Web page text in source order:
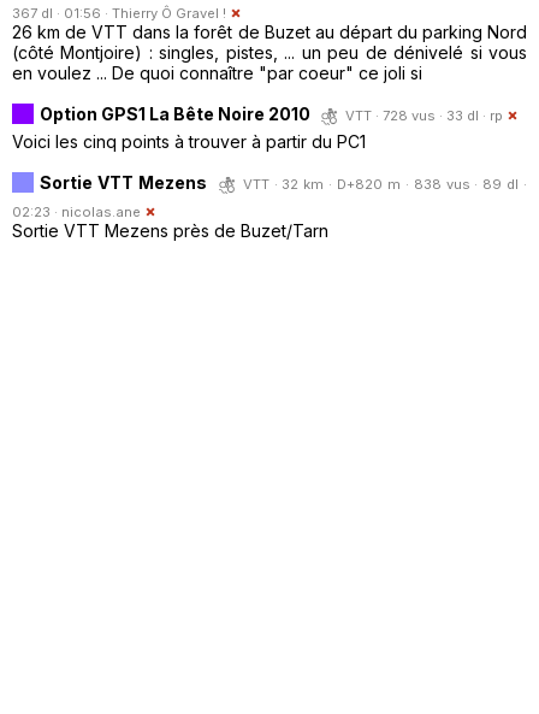
367 dl · 01:56 · Thierry Ô Gravel !
26 km de VTT dans la forêt de Buzet au départ du parking Nord
(côté Montjoire) : singles, pistes, ... un peu de dénivelé si vous
en voulez ... De quoi connaître "par coeur" ce joli si
Option GPS1 La Bête Noire 2010
VTT · 728 vus · 33 dl · rp
Voici les cinq points à trouver à partir du PC1
Sortie VTT Mezens
VTT · 32 km · D+820 m · 838 vus · 89 dl ·
02:23 · nicolas.ane
Sortie VTT Mezens près de Buzet/Tarn